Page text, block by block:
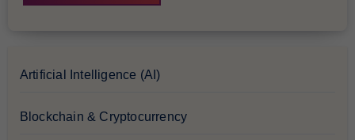
Artificial Intelligence (AI)
Blockchain & Cryptocurrency